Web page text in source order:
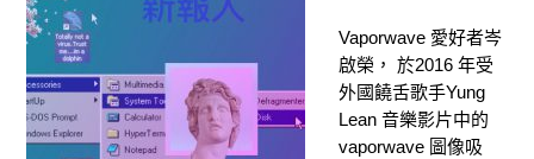
Vaporwave 愛好者岑
啟榮， 於2016 年受
外國饒舌歌手Yung
Lean 音樂影片中的
vaporwave 圖像吸